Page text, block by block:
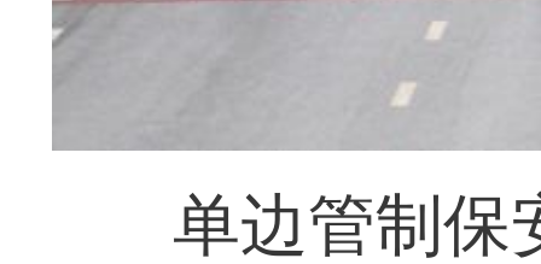
单边管制保